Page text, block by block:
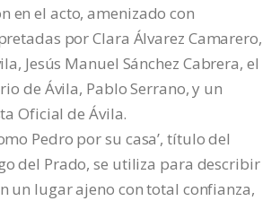
en el acto, amenizado con
por Clara Álvarez Camarero,
Jesús Manuel Sánchez Cabrera, el
de Ávila, Pablo Serrano, y un
Oficial de Ávila.
Pedro por su casa’, título del
del Prado, se utiliza para describir
un lugar ajeno con total confianza,